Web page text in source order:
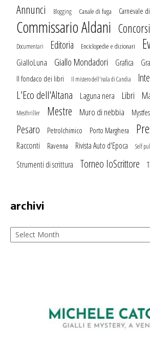
Annunci Blogging Canale di fuga Carnevale
Commissario Aldani
Documentari Editoria Enciclopedie e dizionari
GialloLuna Giallo Mondadori Grafica
Il fondaco dei libri Il mistero dell'isola di Candia
L'Eco dell'Altana Laguna nera Libri
Mesthriller Mestre Muro di nebbia
Pesaro Petrolchimico Porto Marghera
Racconti Ravenna Rivista Auto d'Epoca Self
Strumenti di scrittura Torneo IoScrittore
archivi
Archivi